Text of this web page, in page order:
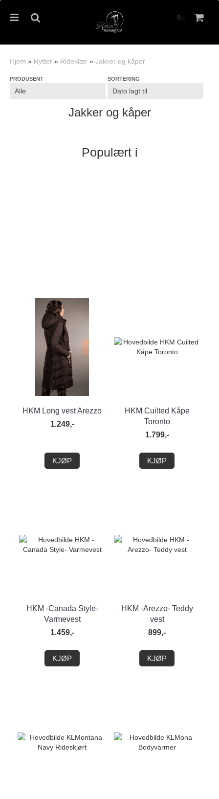
0,-
Hjem » Rytter » Rideklær » Jakker og kåper
PRODUSENT SORTERING
Jakker og kåper
Populært i
HKM Long vest Arezzo
1.249,-
KJØP
HKM Cuilted Kåpe
Toronto
1.799,-
KJØP
HKM -Canada Style-
Varmevest
1.459,-
KJØP
HKM -Arezzo- Teddy
vest
899,-
KJØP